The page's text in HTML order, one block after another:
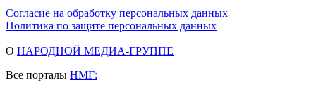
Согласие на обработку персональных данных
Политика по защите персональных данных
О НАРОДНОЙ МЕДИА-ГРУППЕ
Все порталы НМГ: